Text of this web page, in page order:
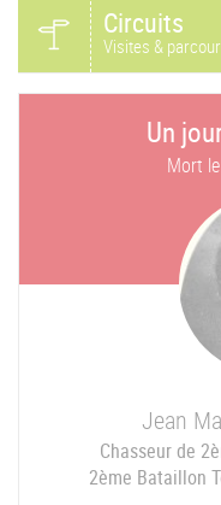
Circuits
Visites &
Un
Mort le
Jean
Chasseur de
2ème Bataillon